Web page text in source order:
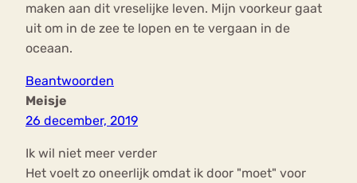
maken aan dit vreselijke leven. Mijn voorkeur gaat
uit om in de zee te lopen en te vergaan in de
oceaan.
Beantwoorden
Meisje
26 december, 2019
Ik wil niet meer verder
Het voelt zo oneerlijk omdat ik door "moet" voor